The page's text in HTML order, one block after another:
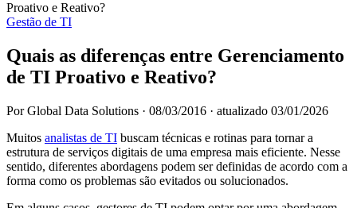
Proativo e Reativo?
Gestão de TI
Quais as diferenças entre Gerenciamento
de TI Proativo e Reativo?
Por Global Data Solutions · 08/03/2016 · atualizado 03/01/2026
Muitos analistas de TI buscam técnicas e rotinas para tornar a
estrutura de serviços digitais de uma empresa mais eficiente. Nesse
sentido, diferentes abordagens podem ser definidas de acordo com a
forma como os problemas são evitados ou solucionados.